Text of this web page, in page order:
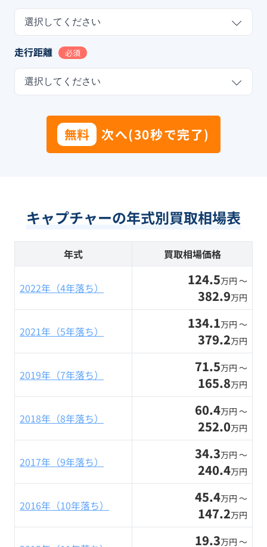
選択してください
走行距離 必須
選択してください
無料 次へ(30秒で完了)
キャプチャーの年式別買取相場表
年式 買取相場価格
2022年（4年落ち） 124.5万円 〜
382.9万円
2021年（5年落ち） 134.1万円 〜
379.2万円
2019年（7年落ち） 71.5万円 〜
165.8万円
2018年（8年落ち） 60.4万円 〜
252.0万円
2017年（9年落ち） 34.3万円 〜
240.4万円
2016年（10年落ち） 45.4万円 〜
147.2万円
19.3万円 〜